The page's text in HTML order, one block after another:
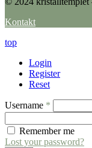
Kontakt
top
Login
Register
Reset
Username *
Remember me
Lost your password?